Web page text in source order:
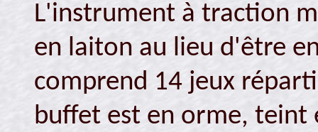
L'instrument à traction
en laiton au lieu d'être
comprend 14 jeux
buffet est en orme, teint